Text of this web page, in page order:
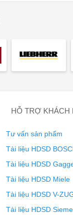
HỖ TRỢ KHÁCH
Tư vấn sản phẩm
Tài liệu HDSD
Tài liệu HDSD
Tài liệu HDSD Miele
Tài liệu HDSD V-
Tài liệu HDSD